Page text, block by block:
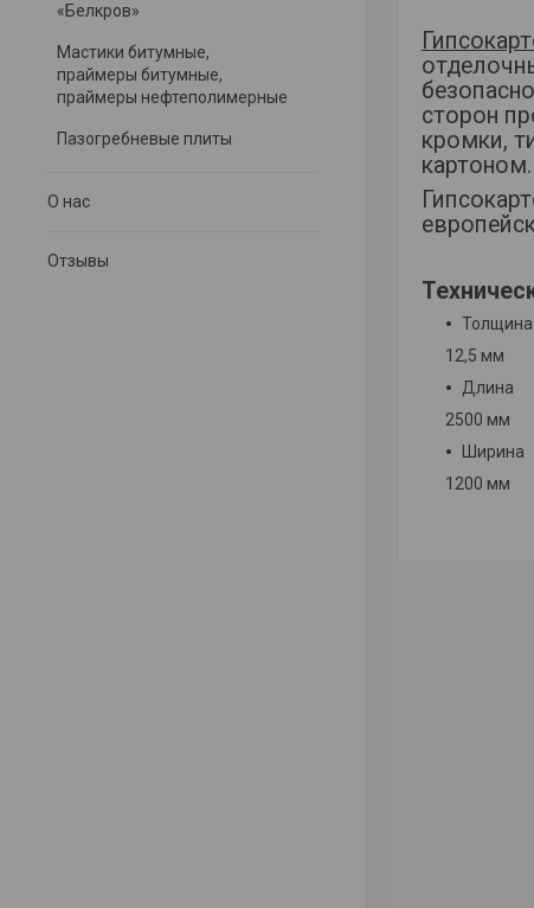
«Белкров»
Мастики битумные,
праймеры битумные,
праймеры нефтеполимерные
Пазогребневые плиты
О нас
Отзывы
сторон
кромки,
Толщина
12,5 мм
Длина
2500 мм
Ширина
1200 мм